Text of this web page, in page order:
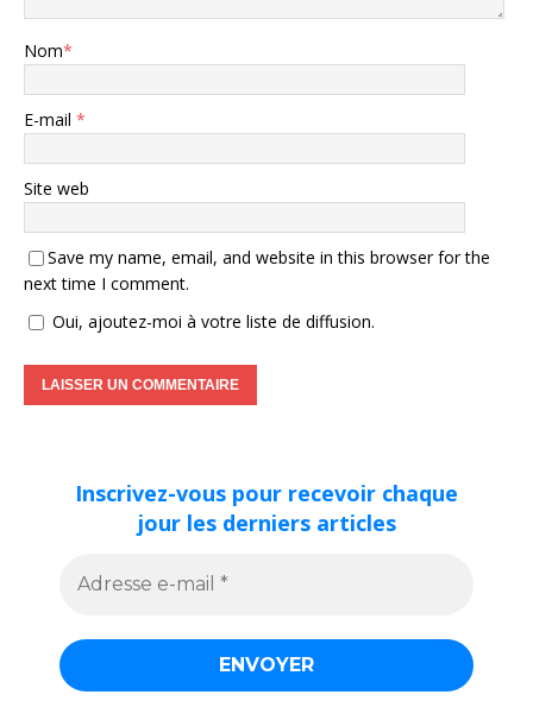
Nom*
E-mail *
Site web
Save my name, email, and website in this browser for the
next time I comment.
Oui, ajoutez-moi à votre liste de diffusion.
Inscrivez-vous pour recevoir chaque
jour les derniers articles